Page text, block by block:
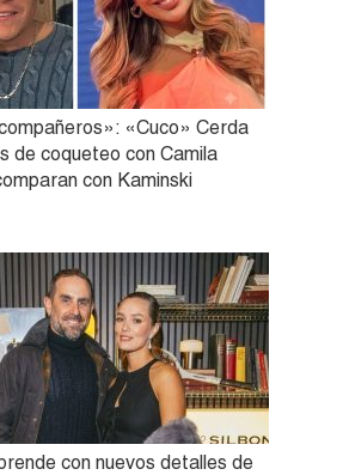
«Cuco» Cerda
de coqueteo con Camila
con Kaminski
con nuevos detalles de